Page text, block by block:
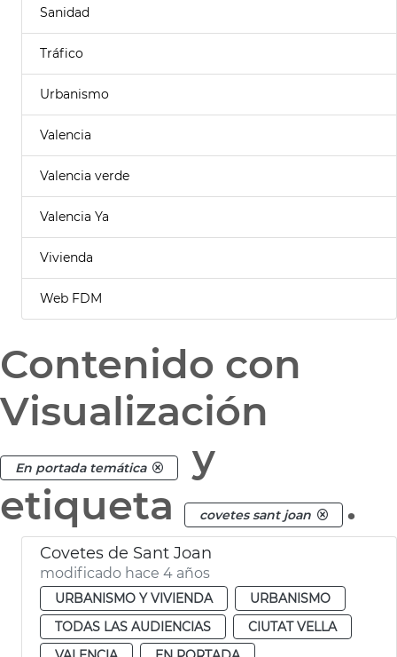
Sanidad
Tráfico
Urbanismo
Valencia
Valencia verde
Valencia Ya
Vivienda
Web FDM
Contenido con
Visualización
En portada temática
y
etiqueta
covetes sant joan .
Covetes de Sant Joan
modificado hace 4 años
URBANISMO Y VIVIENDA
URBANISMO
TODAS LAS AUDIENCIAS
CIUTAT VELLA